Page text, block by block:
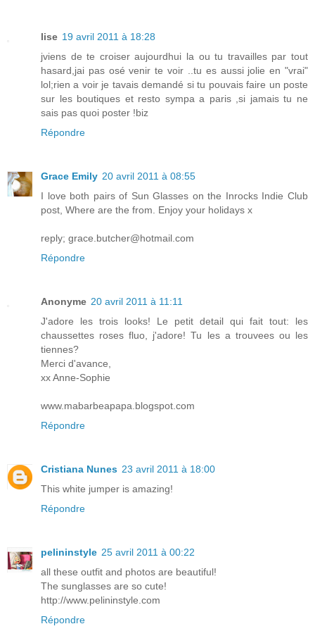
lise 19 avril 2011 à 18:28
jviens de te croiser aujourdhui la ou tu travailles par tout
hasard,jai pas osé venir te voir ..tu es aussi jolie en "vrai"
lol;rien a voir je tavais demandé si tu pouvais faire un poste
sur les boutiques et resto sympa a paris ,si jamais tu ne
sais pas quoi poster !biz
Répondre
Grace Emily 20 avril 2011 à 08:55
I love both pairs of Sun Glasses on the Inrocks Indie Club
post, Where are the from. Enjoy your holidays x
reply; grace.butcher@hotmail.com
Répondre
Anonyme 20 avril 2011 à 11:11
J'adore les trois looks! Le petit detail qui fait tout: les
chaussettes roses fluo, j'adore! Tu les a trouvees ou les
tiennes?
Merci d'avance,
xx Anne-Sophie
www.mabarbeapapa.blogspot.com
Répondre
Cristiana Nunes 23 avril 2011 à 18:00
This white jumper is amazing!
Répondre
pelininstyle 25 avril 2011 à 00:22
all these outfit and photos are beautiful!
The sunglasses are so cute!
http://www.pelininstyle.com
Répondre